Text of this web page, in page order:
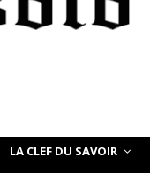
LA CLEF DU SAVOIR